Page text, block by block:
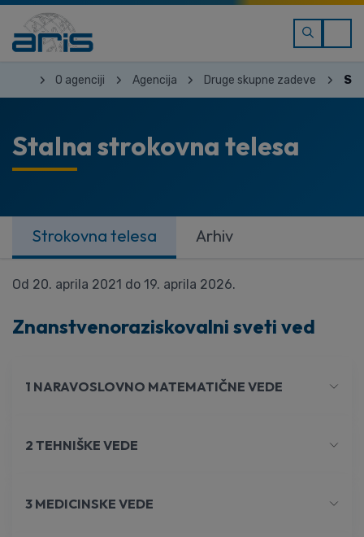
O agenciji Agencija Druge skupne zadeve
Stalna strokovna telesa
Strokovna telesa Arhiv
Od 20. aprila 2021 do 19. aprila 2026.
Znanstvenoraziskovalni sveti ved
1 NARAVOSLOVNO MATEMATIČNE VEDE
2 TEHNIŠKE VEDE
3 MEDICINSKE VEDE